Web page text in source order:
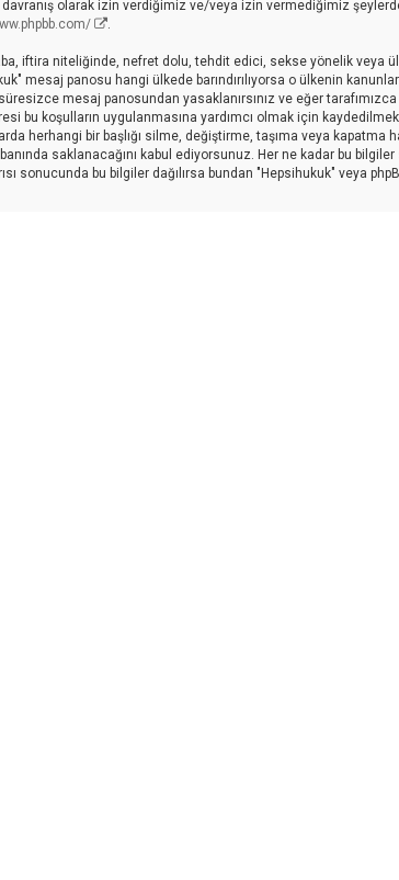
olarak izin verdiğimiz ve/veya izin vermediğimiz
.
iftira niteliğinde, nefret dolu, tehdit edici, sekse yönelik veya
mesaj panosu hangi ülkede barındırılıyorsa o ülkenin
mesaj panosundan yasaklanırsınız ve eğer
bu koşulların uygulanmasına yardımcı olmak için
herhangi bir başlığı silme, değiştirme, taşıma veya kapatma
saklanacağını kabul ediyorsunuz. Her ne kadar bu
sonucunda bu bilgiler dağılırsa bundan "Hepsihukuk" veya